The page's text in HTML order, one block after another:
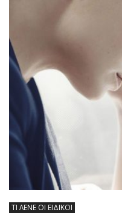
ΤΙ ΛΕΝΕ ΟΙ ΕΙΔΙΚΟΙ